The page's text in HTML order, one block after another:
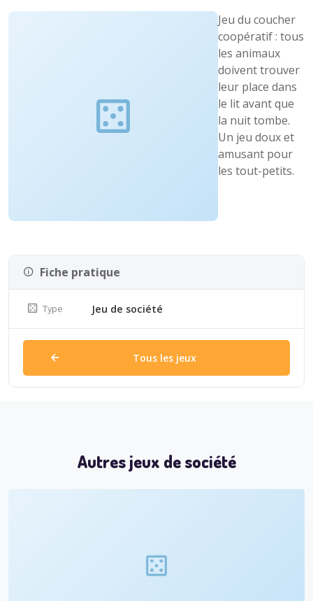
Jeu du coucher
coopératif : tous
les animaux
doivent trouver
leur place dans
le lit avant que
la nuit tombe.
Un jeu doux et
amusant pour
les tout-petits.
Fiche pratique
Type Jeu de société
Tous les jeux
Autres jeux de société